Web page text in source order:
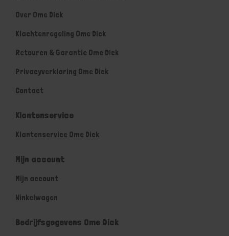
Over Ome Dick
Klachtenregeling Ome Dick
Retouren & Garantie Ome Dick
Privacyverklaring Ome Dick
Contact
Klantenservice
Klantenservice Ome Dick
Mijn account
Mijn account
Winkelwagen
Bedrijfsgegevens Ome Dick